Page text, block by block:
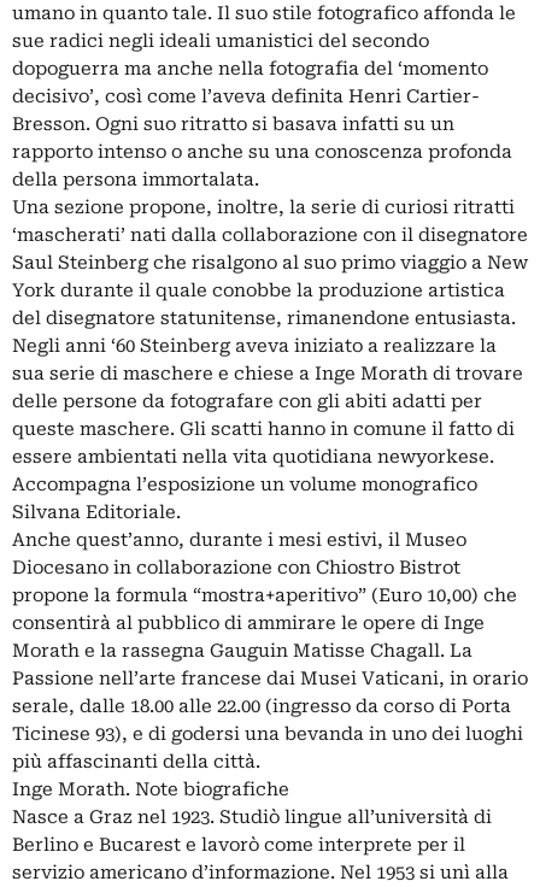
umano in quanto tale. Il suo stile fotografico affonda le
sue radici negli ideali umanistici del secondo
dopoguerra ma anche nella fotografia del ‘momento
decisivo’, così come l’aveva definita Henri Cartier-
Bresson. Ogni suo ritratto si basava infatti su un
rapporto intenso o anche su una conoscenza profonda
della persona immortalata.
Una sezione propone, inoltre, la serie di curiosi ritratti
‘mascherati’ nati dalla collaborazione con il disegnatore
Saul Steinberg che risalgono al suo primo viaggio a New
York durante il quale conobbe la produzione artistica
del disegnatore statunitense, rimanendone entusiasta.
Negli anni ‘60 Steinberg aveva iniziato a realizzare la
sua serie di maschere e chiese a Inge Morath di trovare
delle persone da fotografare con gli abiti adatti per
queste maschere. Gli scatti hanno in comune il fatto di
essere ambientati nella vita quotidiana newyorkese.
Accompagna l’esposizione un volume monografico
Silvana Editoriale.
Anche quest’anno, durante i mesi estivi, il Museo
Diocesano in collaborazione con Chiostro Bistrot
propone la formula “mostra+aperitivo” (Euro 10,00) che
consentirà al pubblico di ammirare le opere di Inge
Morath e la rassegna Gauguin Matisse Chagall. La
Passione nell’arte francese dai Musei Vaticani, in orario
serale, dalle 18.00 alle 22.00 (ingresso da corso di Porta
Ticinese 93), e di godersi una bevanda in uno dei luoghi
più affascinanti della città.
Inge Morath. Note biografiche
Nasce a Graz nel 1923. Studiò lingue all’università di
Berlino e Bucarest e lavorò come interprete per il
servizio americano d’informazione. Nel 1953 si unì alla